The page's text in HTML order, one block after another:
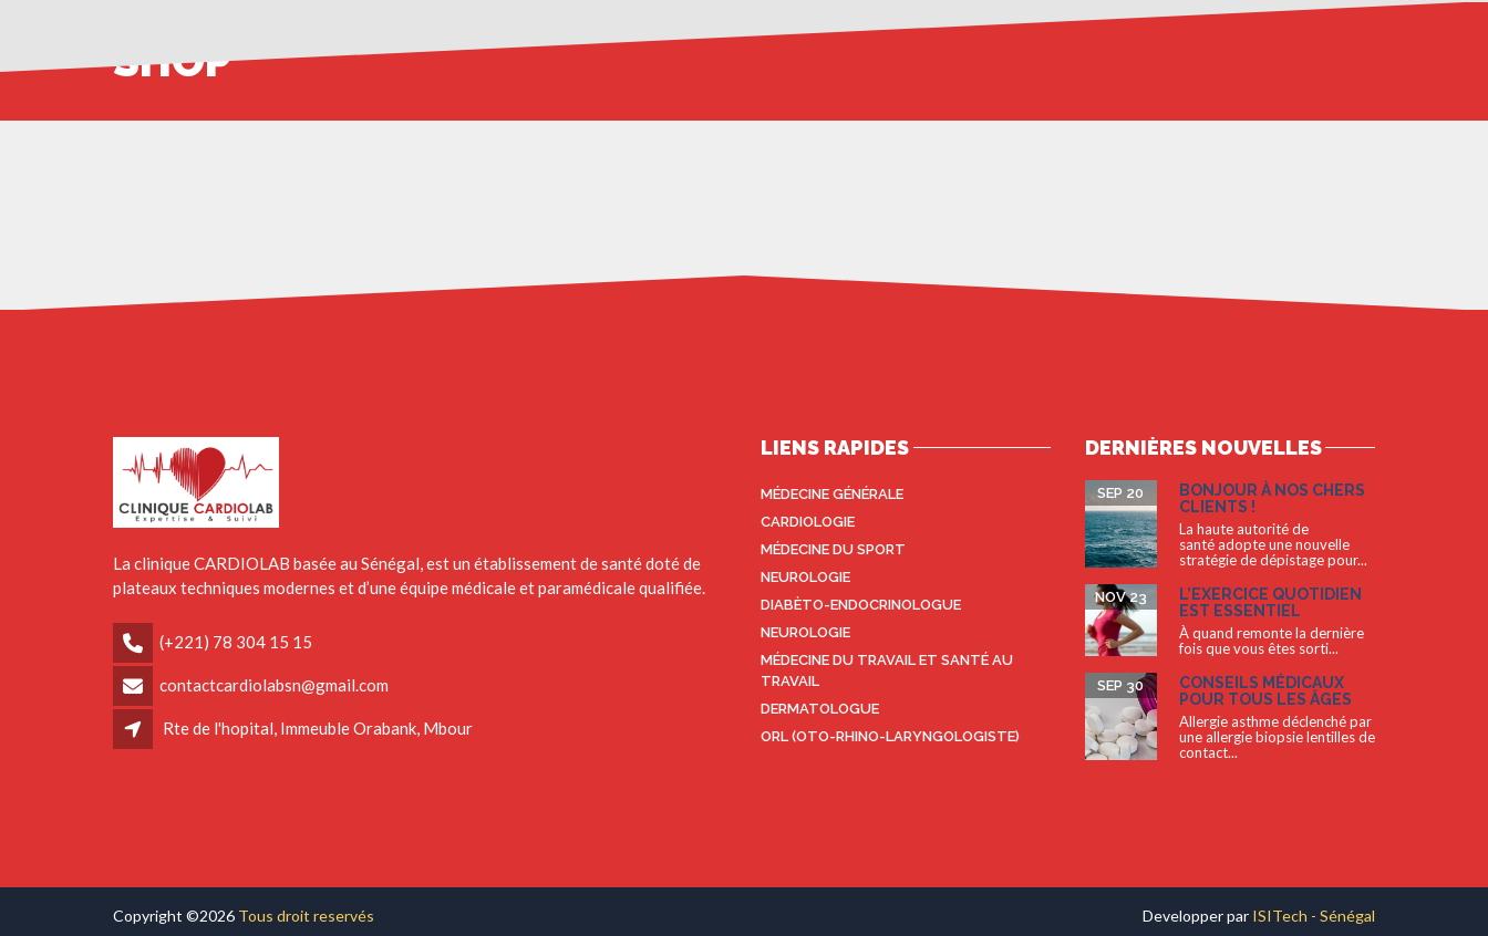
SHOP
La clinique CARDIOLAB basée au Sénégal, est un établissement de santé doté de
plateaux techniques modernes et d’une équipe médicale et paramédicale qualifiée.
(+221) 78 304 15 15
contactcardiolabsn@gmail.com
Rte de l'hopital, Immeuble Orabank, Mbour
LIENS RAPIDES
MÉDECINE GÉNÉRALE
CARDIOLOGIE
MÉDECINE DU SPORT
NEUROLOGIE
DIABÈTO-ENDOCRINOLOGUE
NEUROLOGIE
MÉDECINE DU TRAVAIL ET SANTÉ AU
TRAVAIL
DERMATOLOGUE
ORL (OTO-RHINO-LARYNGOLOGISTE)
DERNIÈRES NOUVELLES
BONJOUR À NOS CHERS
CLIENTS !
SEP 20
La haute autorité de
santé adopte une nouvelle
stratégie de dépistage pour...
L’EXERCICE QUOTIDIEN
EST ESSENTIEL
NOV 23
À quand remonte la dernière
fois que vous êtes sorti...
CONSEILS MÉDICAUX
POUR TOUS LES ÂGES
SEP 30
Allergie asthme déclenché par
une allergie biopsie lentilles de
contact...
Copyright ©2026 Tous droit reservés Developper par ISITech - Sénégal